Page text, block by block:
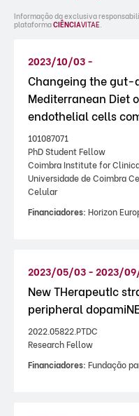
Informação da exclusiva
plataformaCIÊNCIAVITAE.
2023/10/03 -
Changeing the gut-
Mediterranean Diet
endothelial cells
101087071
PhD Student Fellow
Coimbra Institute for
Universidade de Coimbra
Celular
Financiadores: Horizon
2023/05/03 - 2023/
New THerapeutIc
peripheral
2022.05822.PTDC
Research Fellow
Financiadores: Fundação